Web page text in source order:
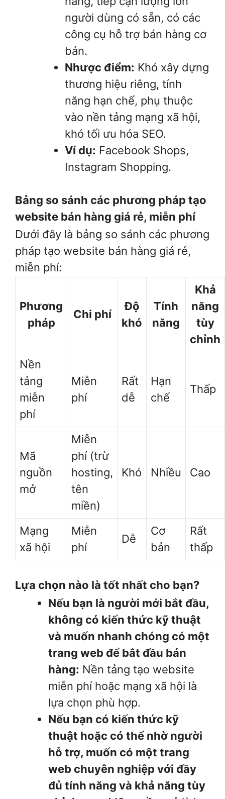
người dùng có sẵn, có các
công cụ hỗ trợ bán hàng cơ
bản.
Nhược điểm: Khó xây dựng
thương hiệu riêng, tính
năng hạn chế, phụ thuộc
vào nền tảng mạng xã hội,
khó tối ưu hóa SEO.
Ví dụ: Facebook Shops,
Instagram Shopping.
Bảng so sánh các phương pháp tạo
website bán hàng giá rẻ, miễn phí
Dưới đây là bảng so sánh các phương
pháp tạo website bán hàng giá rẻ,
miễn phí:
Phương
pháp
Chi phí
Độ
khó
Tính
năng
Khả
năng
tùy
chỉnh
Nền
tảng
miễn
phí
Miễn
phí
Rất
dễ
Hạn
chế
Thấp
Mã
nguồn
mở
Miễn
phí (trừ
hosting,
tên
miền)
Khó Nhiều Cao
Mạng
xã hội
Miễn
phí
Dễ
Cơ
bản
Rất
thấp
Lựa chọn nào là tốt nhất cho bạn?
Nếu bạn là người mới bắt đầu,
không có kiến thức kỹ thuật
và muốn nhanh chóng có một
trang web để bắt đầu bán
hàng: Nền tảng tạo website
miễn phí hoặc mạng xã hội là
lựa chọn phù hợp.
Nếu bạn có kiến thức kỹ
thuật hoặc có thể nhờ người
hỗ trợ, muốn có một trang
web chuyên nghiệp với đầy
đủ tính năng và khả năng tùy